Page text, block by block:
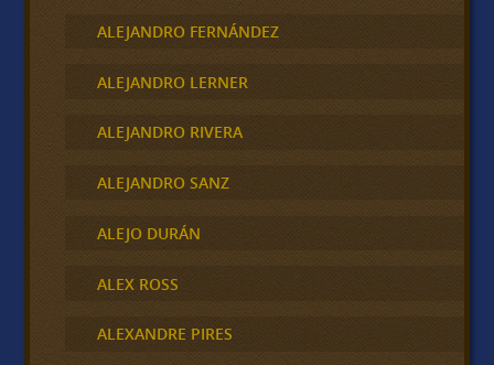
ALEJANDRO FERNÁNDEZ
ALEJANDRO LERNER
ALEJANDRO RIVERA
ALEJANDRO SANZ
ALEJO DURÁN
ALEX ROSS
ALEXANDRE PIRES